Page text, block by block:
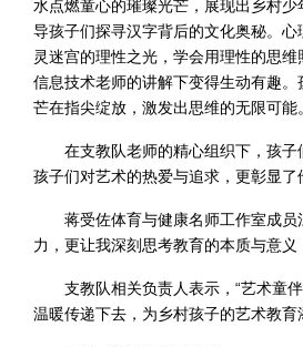
水点燃童心的璀璨光芒，展现出乡村
导孩子们探寻汉字背后的文化奥秘。
灵迷宫的理性之光，学会用理性的思
信息技术老师的讲解下变得生动有趣
芒在指尖绽放，激发出思维的无限可能。
在支教队老师的精心组织下，孩
孩子们对艺术的热爱与追求，更彰显了
蒋受佐体育与健康名师工作室成
力，更让我深刻思考教育的本质与意
支教队相关负责人表示，“艺术童
温暖传递下去，为乡村孩子的艺术教育